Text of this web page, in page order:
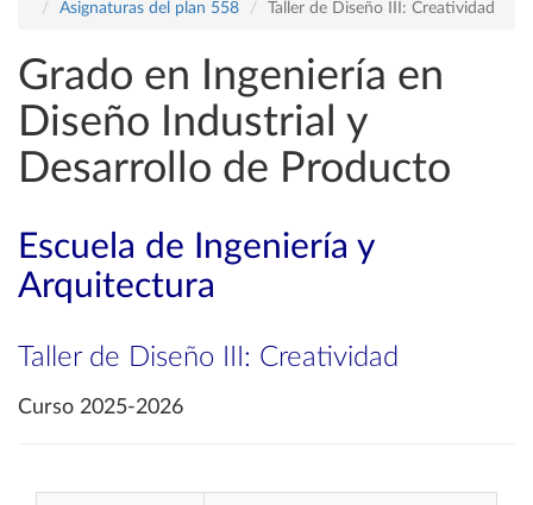
Asignaturas del plan 558
Taller de Diseño III: Creatividad
Grado en Ingeniería en
Diseño Industrial y
Desarrollo de Producto
Escuela de Ingeniería y
Arquitectura
Taller de Diseño III: Creatividad
Curso 2025-2026